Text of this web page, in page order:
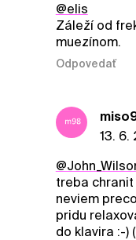
@elis
Záleží od
muezínom.
Odpovedať
13. 6.
treba chranit
neviem
pridu
do klavira :-)